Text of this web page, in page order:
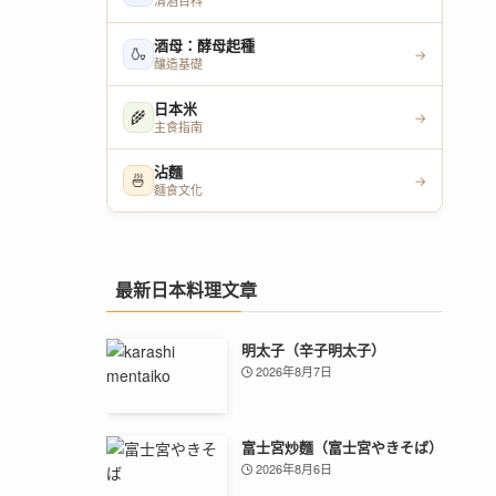
🍶 酒母：酵母起種
釀造基礎
→
🌾 日本米
主食指南
→
🍜 沾麵
麵食文化
→
最新日本料理文章
明太子（辛子明太子）
2026年8月7日
富士宮炒麵（富士宮やきそば）
2026年8月6日